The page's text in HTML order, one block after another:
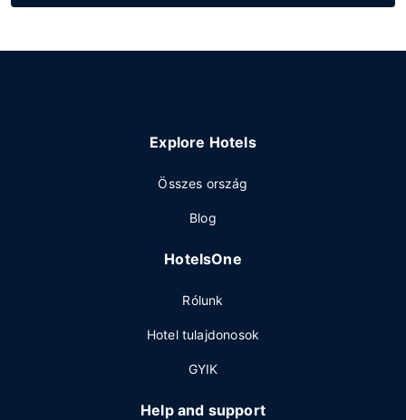
Explore Hotels
Összes ország
Blog
HotelsOne
Rólunk
Hotel tulajdonosok
GYIK
Help and support